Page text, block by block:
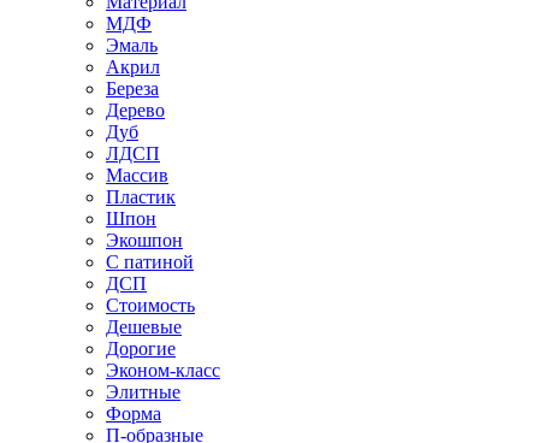
МДФ
Эмаль
Акрил
Береза
Дерево
Дуб
ЛДСП
Массив
Пластик
Шпон
Экошпон
С патиной
ДСП
Стоимость
Дешевые
Дорогие
Эконом-класс
Элитные
Форма
П-образные